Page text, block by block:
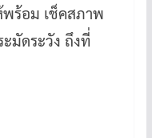
ร้อม เช็คสภาพ
มัดระวัง ถึงที่